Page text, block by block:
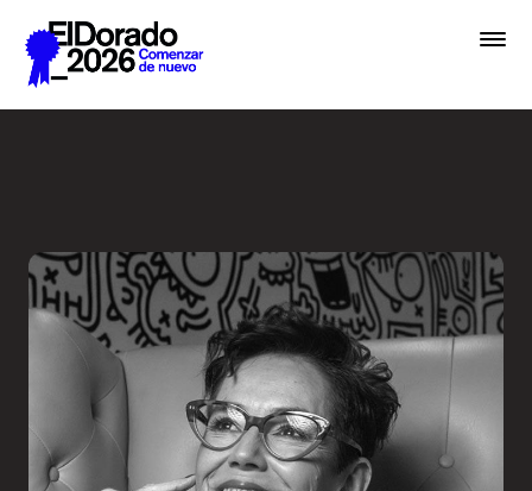
Saltar al contenido principal
Academias
Inscribir